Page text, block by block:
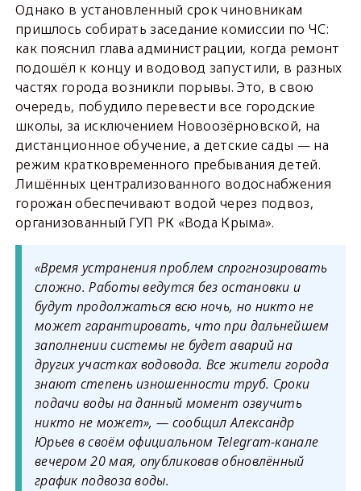
Однако в установленный срок чиновникам
пришлось собирать заседание комиссии по ЧС:
как пояснил глава администрации, когда ремонт
подошёл к концу и водовод запустили, в разных
частях города возникли порывы. Это, в свою
очередь, побудило перевести все городские
школы, за исключением Новоозёрновской, на
дистанционное обучение, а детские сады — на
режим кратковременного пребывания детей.
Лишённых централизованного водоснабжения
горожан обеспечивают водой через подвоз,
организованный ГУП РК «Вода Крыма».
«Время устранения проблем спрогнозировать
сложно. Работы ведутся без остановки и
будут продолжаться всю ночь, но никто не
может гарантировать, что при дальнейшем
заполнении системы не будет аварий на
других участках водовода. Все жители города
знают степень изношенности труб. Сроки
подачи воды на данный момент озвучить
никто не может», — сообщил Александр
Юрьев в своём официальном Telegram-канале
вечером 20 мая, опубликовав обновлённый
график подвоза воды.